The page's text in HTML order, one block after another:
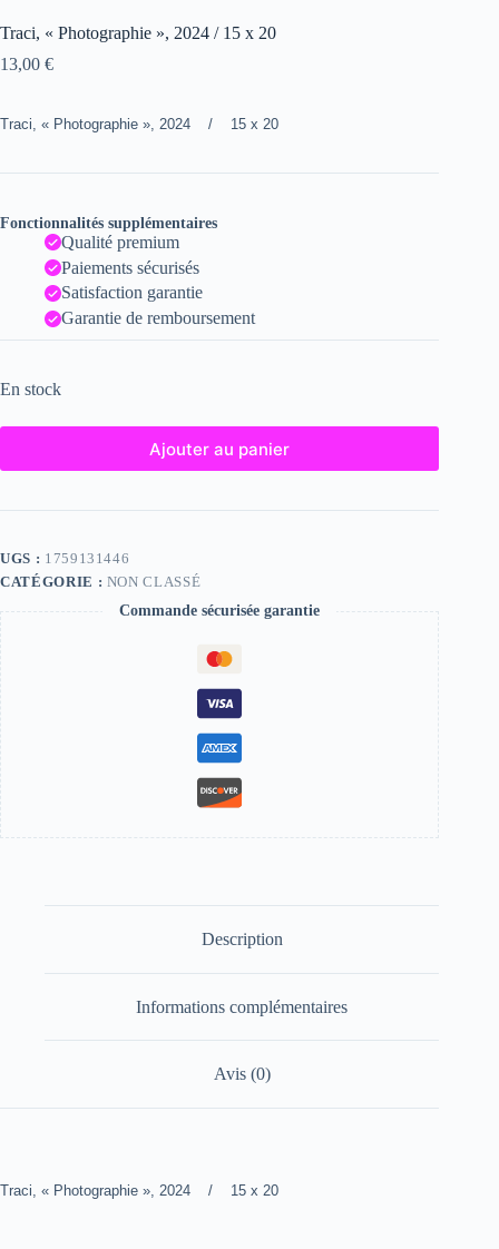
Traci, « Photographie », 2024 / 15 x 20
13,00 €
Traci, « Photographie », 2024 / 15 x 20
Fonctionnalités supplémentaires
Qualité premium
Paiements sécurisés
Satisfaction garantie
Garantie de remboursement
En stock
Ajouter au panier
UGS : 1759131446
CATÉGORIE : NON CLASSÉ
Commande sécurisée garantie
Description
Informations complémentaires
Avis (0)
Traci, « Photographie », 2024 / 15 x 20